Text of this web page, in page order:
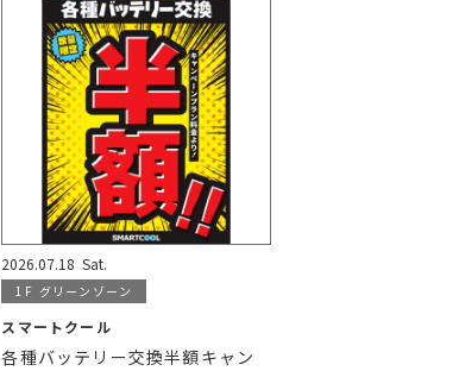
2026.07.18 Sat.
1F グリーンゾーン
スマートクール
各種バッテリー交換半額キャン